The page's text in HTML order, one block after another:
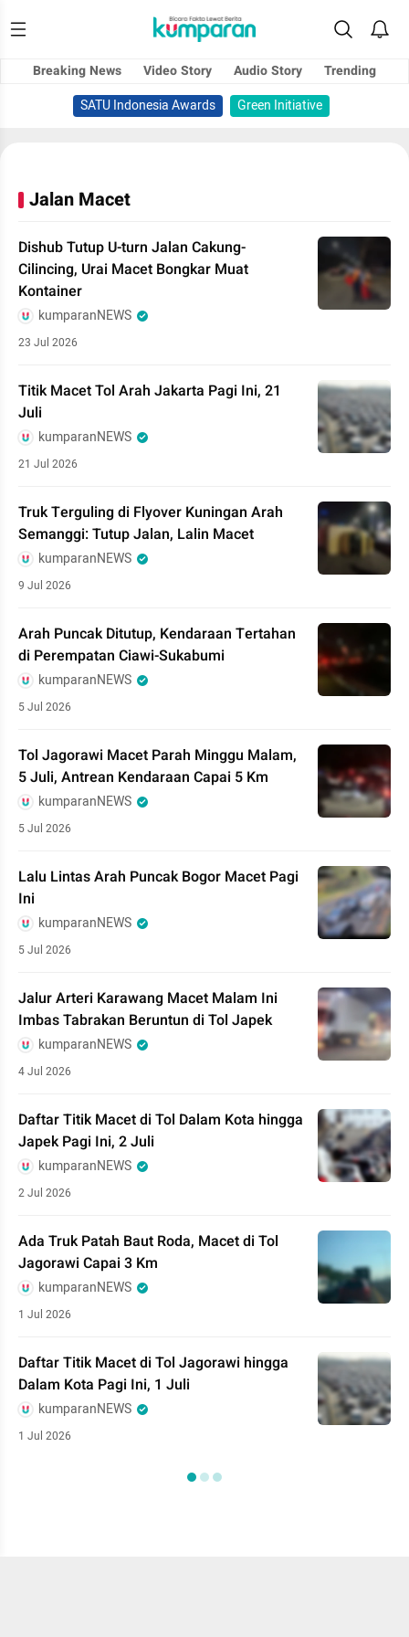
Breaking News Video Story Audio Story
Trending
SATU Indonesia Awards
Green Initiative
Jalan Macet
Dishub Tutup U-turn Jalan Cakung-
Cilincing, Urai Macet Bongkar Muat
Kontainer
kumparanNEWS
23 Jul 2026
Titik Macet Tol Arah Jakarta Pagi Ini, 21
Juli
kumparanNEWS
21 Jul 2026
Truk Terguling di Flyover Kuningan Arah
Semanggi: Tutup Jalan, Lalin Macet
kumparanNEWS
9 Jul 2026
Arah Puncak Ditutup, Kendaraan Tertahan
di Perempatan Ciawi-Sukabumi
kumparanNEWS
5 Jul 2026
Tol Jagorawi Macet Parah Minggu Malam,
5 Juli, Antrean Kendaraan Capai 5 Km
kumparanNEWS
5 Jul 2026
Lalu Lintas Arah Puncak Bogor Macet Pagi
Ini
kumparanNEWS
5 Jul 2026
Jalur Arteri Karawang Macet Malam Ini
Imbas Tabrakan Beruntun di Tol Japek
kumparanNEWS
4 Jul 2026
Daftar Titik Macet di Tol Dalam Kota hingga
Japek Pagi Ini, 2 Juli
kumparanNEWS
2 Jul 2026
Ada Truk Patah Baut Roda, Macet di Tol
Jagorawi Capai 3 Km
kumparanNEWS
1 Jul 2026
Daftar Titik Macet di Tol Jagorawi hingga
Dalam Kota Pagi Ini, 1 Juli
kumparanNEWS
1 Jul 2026